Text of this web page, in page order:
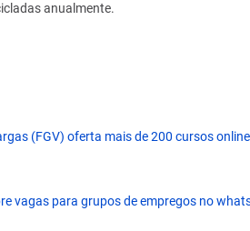
anualmente.
(FGV) oferta mais de 200 cursos
vagas para grupos de empregos no